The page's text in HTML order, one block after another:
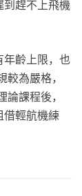
到趕不上飛機
齡上限，也
為嚴格，
課程後，
借輕航機練